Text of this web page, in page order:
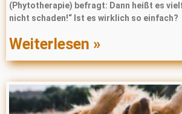
(Phytotherapie) befragt: Dann heißt es
nicht schaden!“ Ist es wirklich so einfach?
Weiterlesen »